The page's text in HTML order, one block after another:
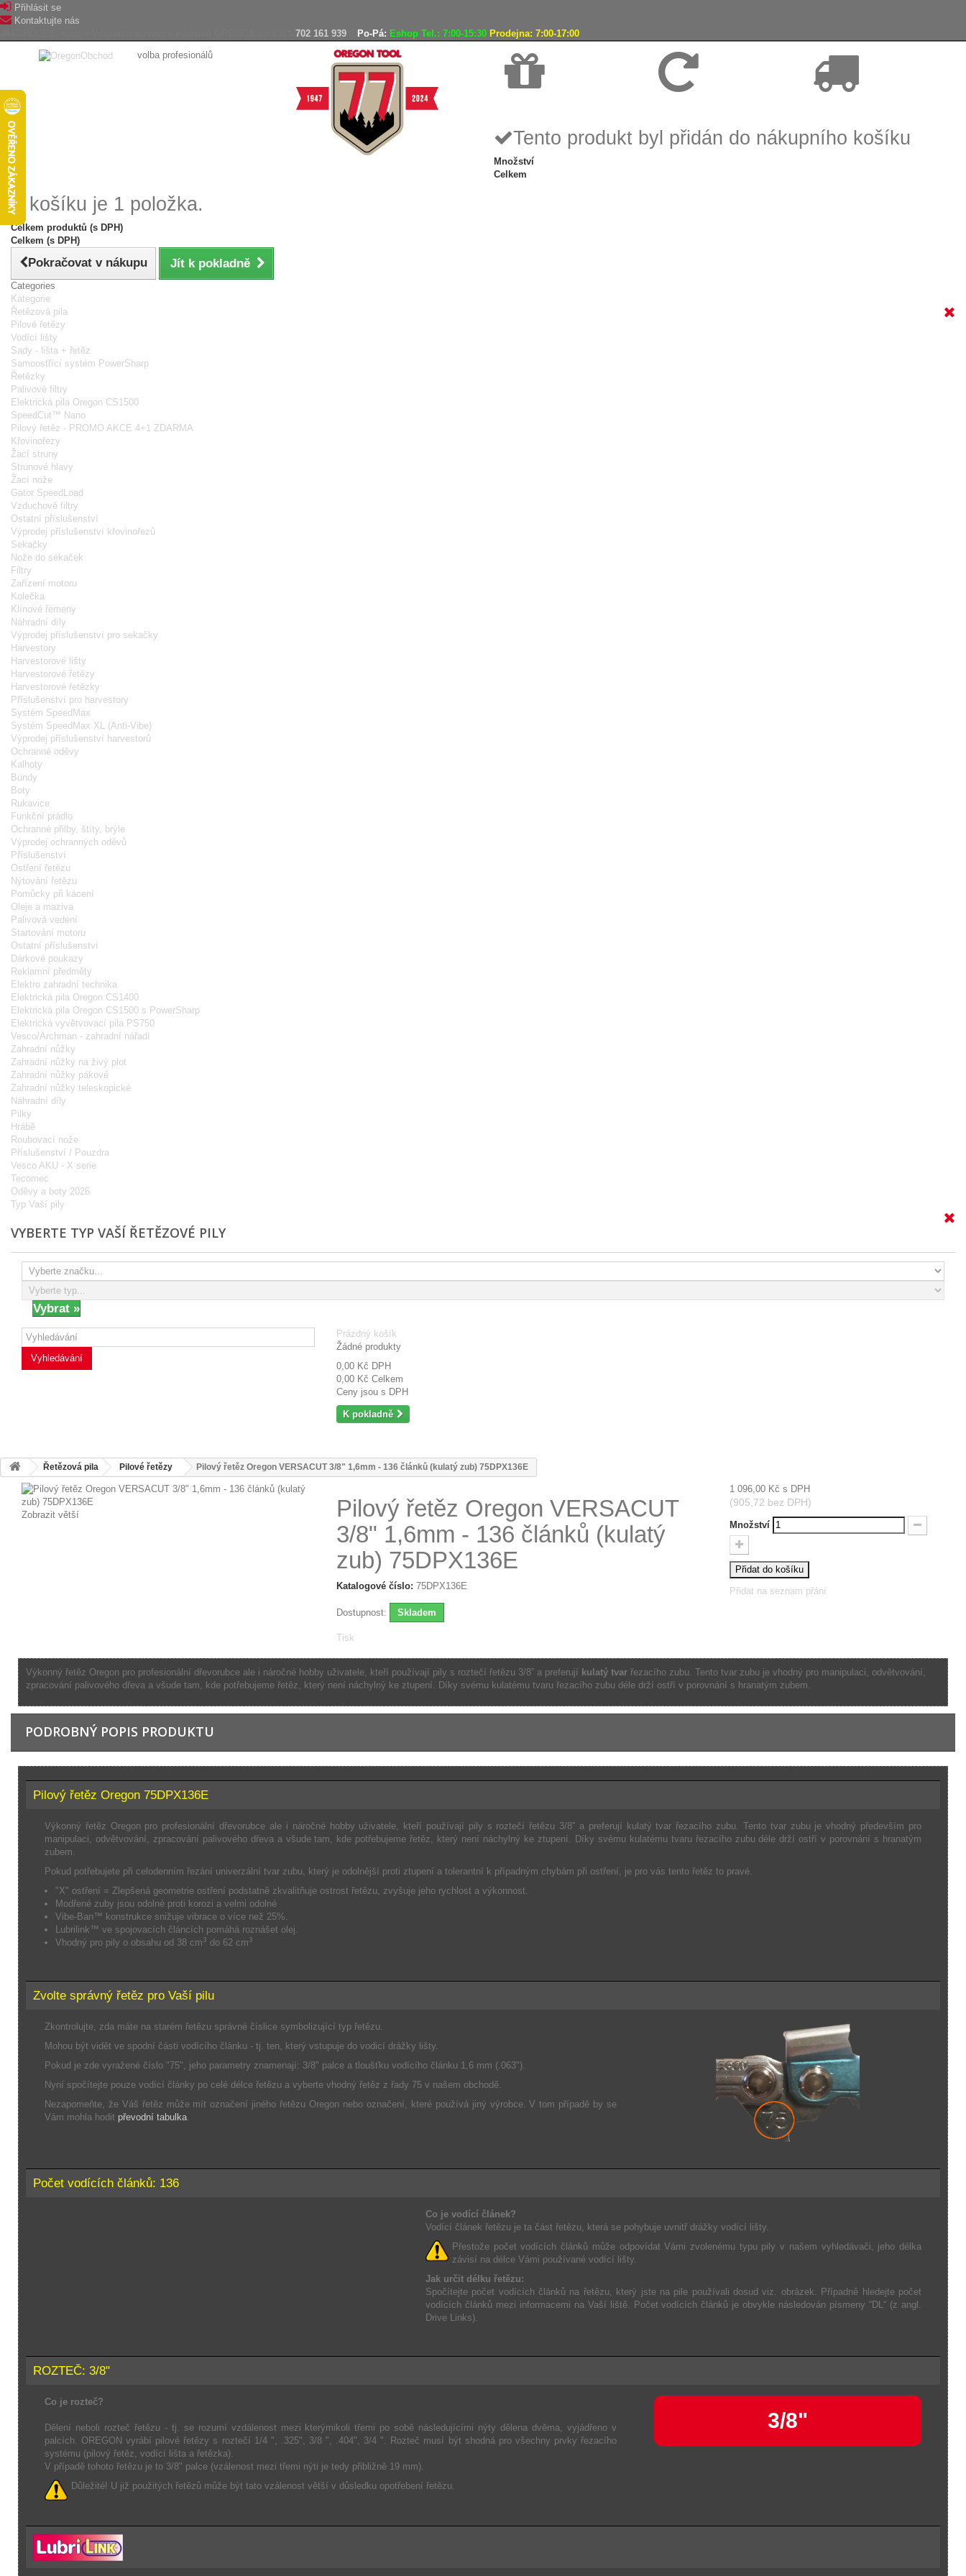
Přihlásit se
Kontaktujte nás
702 161 939 Po-Pá: Eshop Tel.: 7:00-15:30 Prodejna: 7:00-17:00
volba profesionálů
Tento produkt byl přidán do nákupního košíku
Množství
Celkem
V košíku je 1 položka.
Celkem produktů (s DPH)
Celkem (s DPH)
Pokračovat v nákupu Jít k pokladně
Categories
Kategorie
Řetězová pila
Pilové řetězy
Vodící lišty
Sady - lišta + řetěz
Samoostřící systém PowerSharp
Řetězky
Palivové filtry
Elektrická pila Oregon CS1500
SpeedCut™ Nano
Pilový řetěz - PROMO AKCE 4+1 ZDARMA
Křovinořezy
Žací struny
Strunové hlavy
Žací nože
Gator SpeedLoad
Vzduchové filtry
Ostatní příslušenství
Výprodej příslušenství křovinořezů
Sekačky
Nože do sekaček
Filtry
Zařízení motoru
Kolečka
Klínové řemeny
Náhradní díly
Výprodej příslušenství pro sekačky
Harvestory
Harvestorové lišty
Harvestorové řetězy
Harvestorové řetězky
Příslušenství pro harvestory
Systém SpeedMax
Systém SpeedMax XL (Anti-Vibe)
Výprodej příslušenství harvestorů
Ochranné oděvy
Kalhoty
Bundy
Boty
Rukavice
Funkční prádlo
Ochranné přilby, štíty, brýle
Výprodej ochranných oděvů
Příslušenství
Ostření řetězu
Nýtování řetězu
Pomůcky při kácení
Oleje a maziva
Palivová vedení
Startování motoru
Ostatní příslušenství
Dárkové poukazy
Reklamní předměty
Elektro zahradní technika
Elektrická pila Oregon CS1400
Elektrická pila Oregon CS1500 s PowerSharp
Elektrická vyvětvovací pila PS750
Vesco/Archman - zahradní nářadí
Zahradní nůžky
Zahradní nůžky na živý plot
Zahradní nůžky pákové
Zahradní nůžky teleskopické
Náhradní díly
Pilky
Hrábě
Roubovací nože
Příslušenství / Pouzdra
Vesco AKU - X serie
Tecomec
Oděvy a boty 2026
Typ Vaší pily
VYBERTE TYP VAŠÍ ŘETĚZOVÉ PILY
Vyhledávání
Prázdný košík
Žádné produkty
0,00 Kč DPH
0,00 Kč Celkem
Ceny jsou s DPH
K pokladně
Řetězová pila Pilové řetězy Pilový řetěz Oregon VERSACUT 3/8" 1,6mm - 136 článků (kulatý zub) 75DPX136E
Zobrazit větší
Pilový řetěz Oregon VERSACUT
3/8" 1,6mm - 136 článků (kulatý
zub) 75DPX136E
Katalogové číslo: 75DPX136E
Dostupnost: Skladem
Tisk
1 096,00 Kč s DPH
(905,72 bez DPH)
Množství
Přidat do košíku
Přidat na seznam přání
Výkonný řetěz Oregon pro profesionální dřevorubce ale i náročné hobby uživatele, kteří používají pily s roztečí řetězu 3/8” a preferují kulatý tvar řezacího zubu. Tento tvar zubu je vhodný pro manipulaci, odvětvování,
zpracování palivového dřeva a všude tam, kde potřebujeme řetěz, který není náchylný ke ztupení. Díky svému kulatému tvaru řezacího zubu déle drží ostří v porovnání s hranatým zubem.
PODROBNÝ POPIS PRODUKTU
Pilový řetěz Oregon 75DPX136E
Výkonný řetěz Oregon pro profesionální dřevorubce ale i náročné hobby uživatele, kteří používají pily s roztečí řetězu 3/8” a preferují kulatý tvar řezacího zubu. Tento tvar zubu je vhodný především pro
manipulaci, odvětvování, zpracování palivového dřeva a všude tam, kde potřebujeme řetěz, který není náchylný ke ztupení. Díky svému kulatému tvaru řezacího zubu déle drží ostří v porovnání s hranatým
zubem.
Pokud potřebujete při celodenním řezání univerzální tvar zubu, který je odolnější proti ztupení a tolerantní k případným chybám při ostření, je pro vás tento řetěz to pravé.
"X" ostření = Zlepšená geometrie ostření podstatně zkvalitňuje ostrost řetězu, zvyšuje jeho rychlost a výkonnost.
Modřené zuby jsou odolné proti korozi a velmi odolné
Vibe-Ban™ konstrukce snižuje vibrace o více než 25%.
Lubrilink™ ve spojovacích článcích pomáhá roznášet olej.
Vhodný pro pily o obsahu od 38 cm3 do 62 cm3
Zvolte správný řetěz pro Vaší pilu
Zkontrolujte, zda máte na starém řetězu správné číslice symbolizující typ řetězu.
Mohou být vidět ve spodní části vodícího článku - tj. ten, který vstupuje do vodicí drážky lišty.
Pokud je zde vyražené číslo "75", jeho parametry znamenají: 3/8" palce a tloušťku vodícího článku 1,6 mm (.063").
Nyní spočítejte pouze vodící články po celé délce řetězu a vyberte vhodný řetěz z řady 75 v našem obchodě.
Nezapomeňte, že Váš řetěz může mít označení jiného řetězu Oregon nebo označení, které používá jiný výrobce. V tom případě by se
Vám mohla hodit převodní tabulka.
Počet vodících článků: 136
Co je vodící článek?
Vodící článek řetězu je ta část řetězu, která se pohybuje uvnitř drážky vodící lišty.
Přestože počet vodících článků může odpovídat Vámi zvolenému typu pily v našem vyhledávači, jeho délka
závisí na délce Vámi používané vodící lišty.
Jak určit délku řetězu:
Spočítejte počet vodících článků na řetězu, který jste na pile používali dosud viz. obrázek. Případně hledejte počet
vodících článků mezi informacemi na Vaší liště. Počet vodících článků je obvykle následován písmeny “DL“ (z angl.
Drive Links).
ROZTEČ: 3/8"
Co je rozteč?
Dělení neboli rozteč řetězu - tj. se rozumí vzdálenost mezi kterýmikoli třemi po sobě následujícími nýty dělena dvěma, vyjádřeno v
palcích. OREGON vyrábí pilové řetězy s roztečí 1/4 ", .325", 3/8 ", .404", 3/4 ". Rozteč musí být shodná pro všechny prvky řezacího
systému (pilový řetěz, vodící lišta a řetězka).
V případě tohoto řetězu je to 3/8" palce (vzálenost mezi třemi nýti je tedy přibližně 19 mm).
Důležité! U již použitých řetězů může být tato vzálenost větší v důsledku opotřebení řetězu.
3/8"